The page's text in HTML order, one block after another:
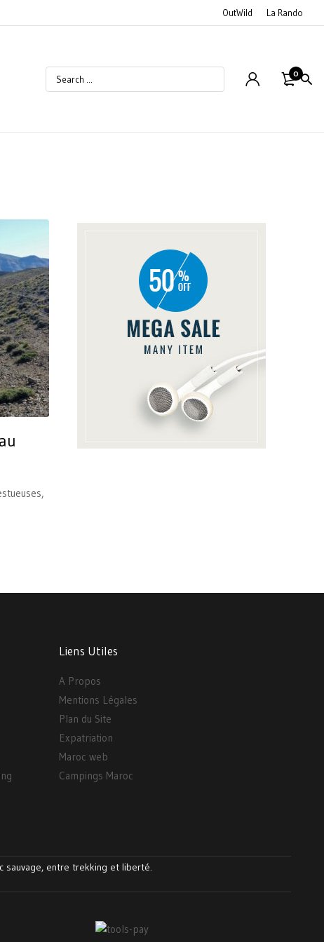
OutWild La Rando
0
Liens Utiles
A Propos
Mentions Légales
Plan du Site
Expatriation
Maroc web
Campings Maroc
sauvage, entre trekking et liberté.